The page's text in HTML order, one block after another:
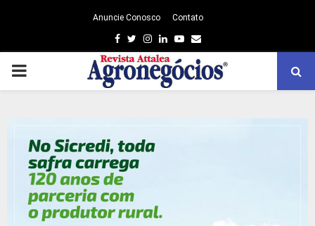
Anuncie Conosco Contato
Facebook
TwitterInstagram
LinkedinYoutube
Email
PRIMARY